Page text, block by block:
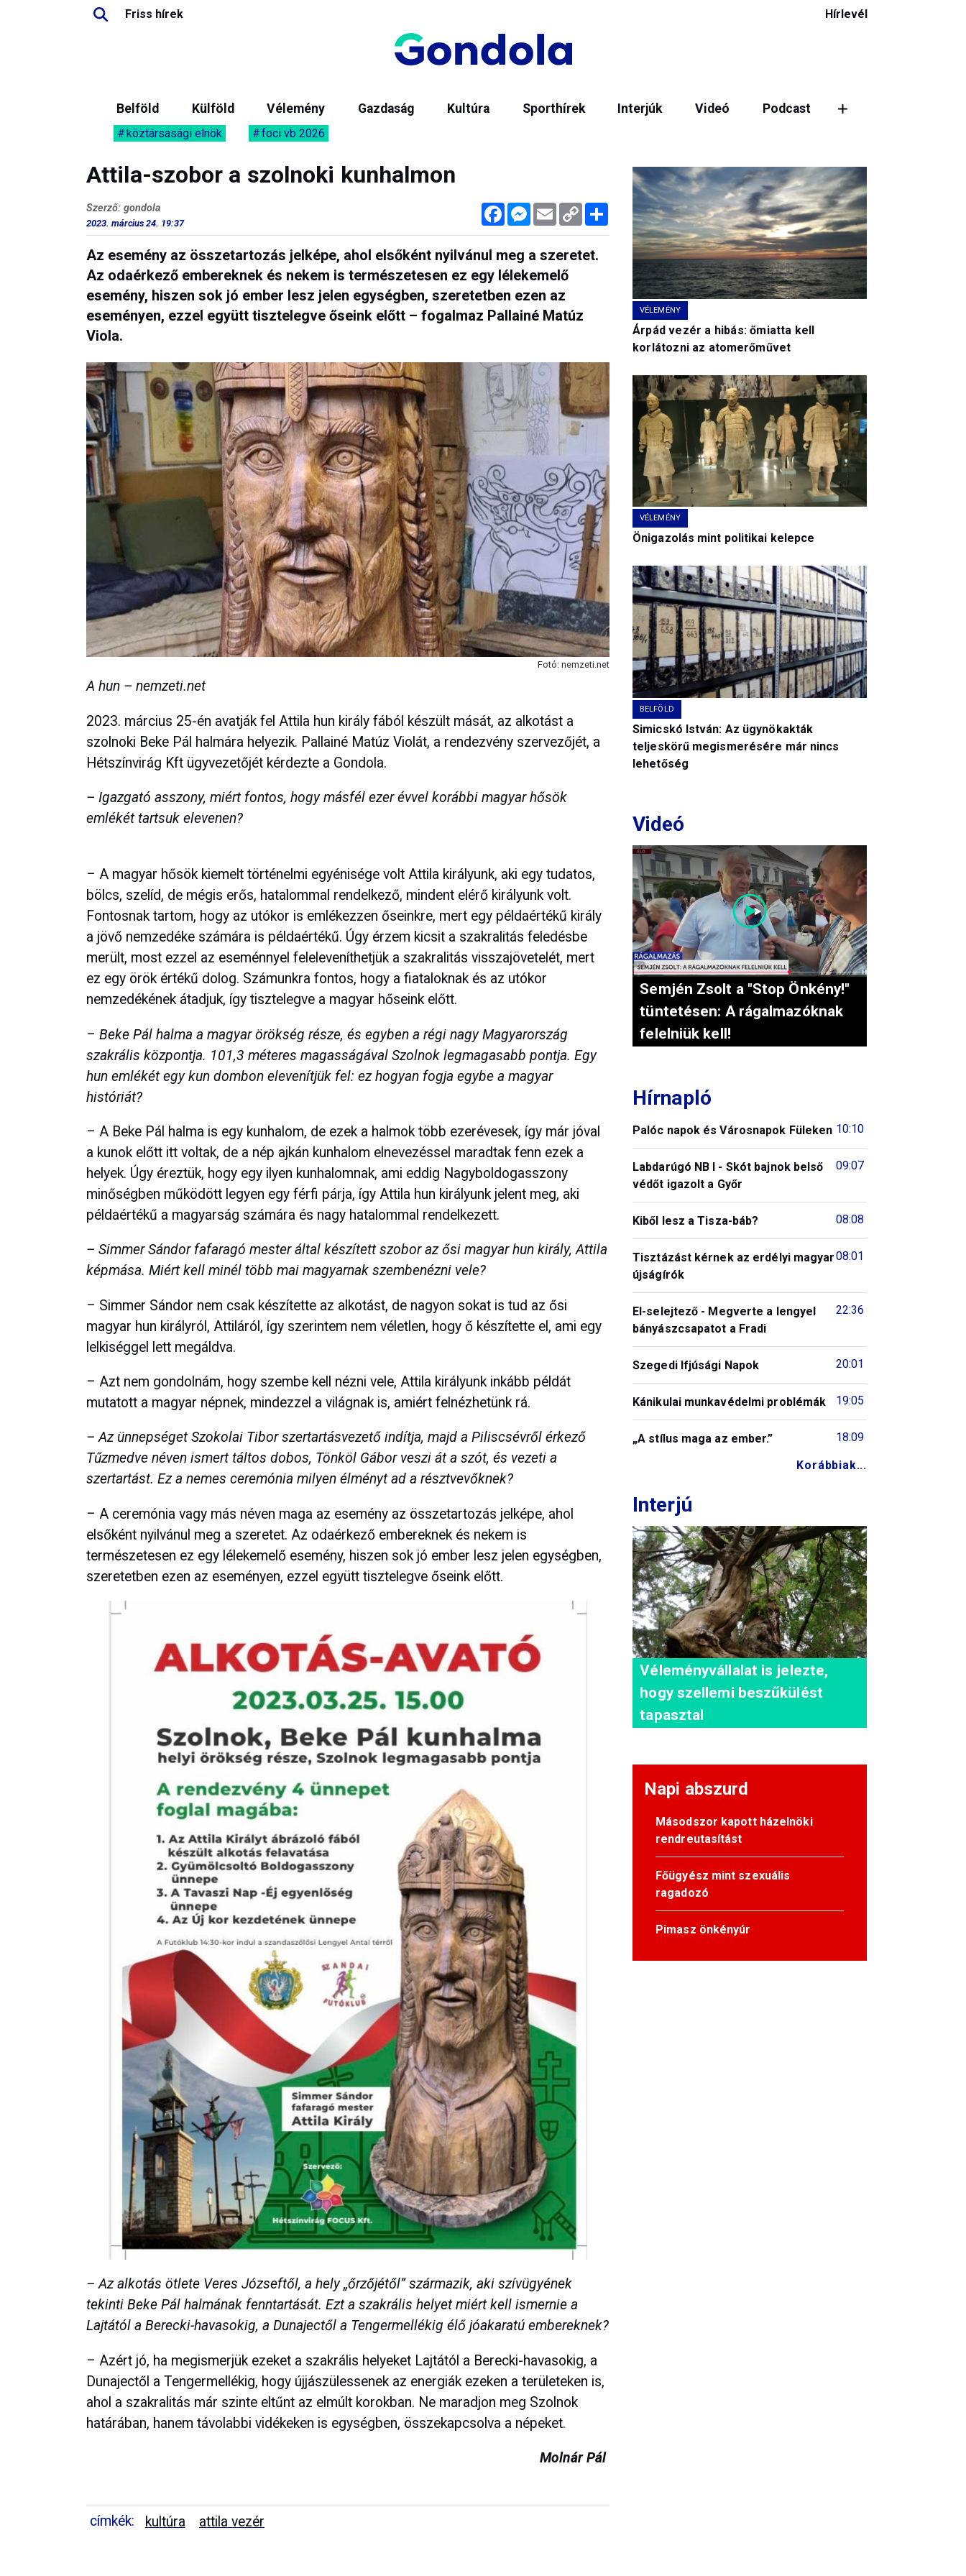
Friss hírek Hírlevél
Belföld Külföld Vélemény Gazdaság Kultúra Sporthírek Interjúk Videó Podcast
köztársasági elnök foci vb 2026
Attila-szobor a szolnoki kunhalmon
FacebookMessenger
Email Copy
Link
Megosztás
Szerző: gondola
2023. március 24. 19:37
Az esemény az összetartozás jelképe, ahol elsőként nyilvánul meg a szeretet.
Az odaérkező embereknek és nekem is természetesen ez egy lélekemelő
esemény, hiszen sok jó ember lesz jelen egységben, szeretetben ezen az
eseményen, ezzel együtt tisztelegve őseink előtt – fogalmaz Pallainé Matúz
Viola.
Fotó: nemzeti.net
A hun – nemzeti.net
2023. március 25-én avatják fel Attila hun király fából készült mását, az alkotást a
szolnoki Beke Pál halmára helyezik. Pallainé Matúz Violát, a rendezvény szervezőjét, a
Hétszínvirág Kft ügyvezetőjét kérdezte a Gondola.
– Igazgató asszony, miért fontos, hogy másfél ezer évvel korábbi magyar hősök
emlékét tartsuk elevenen?
– A magyar hősök kiemelt történelmi egyénisége volt Attila királyunk, aki egy tudatos,
bölcs, szelíd, de mégis erős, hatalommal rendelkező, mindent elérő királyunk volt.
Fontosnak tartom, hogy az utókor is emlékezzen őseinkre, mert egy példaértékű király
a jövő nemzedéke számára is példaértékű. Úgy érzem kicsit a szakralitás feledésbe
merült, most ezzel az eseménnyel feleleveníthetjük a szakralitás visszajövetelét, mert
ez egy örök értékű dolog. Számunkra fontos, hogy a fiataloknak és az utókor
nemzedékének átadjuk, így tisztelegve a magyar hőseink előtt.
– Beke Pál halma a magyar örökség része, és egyben a régi nagy Magyarország
szakrális központja. 101,3 méteres magasságával Szolnok legmagasabb pontja. Egy
hun emlékét egy kun dombon elevenítjük fel: ez hogyan fogja egybe a magyar
históriát?
– A Beke Pál halma is egy kunhalom, de ezek a halmok több ezerévesek, így már jóval
a kunok előtt itt voltak, de a nép ajkán kunhalom elnevezéssel maradtak fenn ezek a
helyek. Úgy éreztük, hogy egy ilyen kunhalomnak, ami eddig Nagyboldogasszony
minőségben működött legyen egy férfi párja, így Attila hun királyunk jelent meg, aki
példaértékű a magyarság számára és nagy hatalommal rendelkezett.
– Simmer Sándor fafaragó mester által készített szobor az ősi magyar hun király, Attila
képmása. Miért kell minél több mai magyarnak szembenézni vele?
– Simmer Sándor nem csak készítette az alkotást, de nagyon sokat is tud az ősi
magyar hun királyról, Attiláról, így szerintem nem véletlen, hogy ő készítette el, ami egy
lelkiséggel lett megáldva.
– Azt nem gondolnám, hogy szembe kell nézni vele, Attila királyunk inkább példát
mutatott a magyar népnek, mindezzel a világnak is, amiért felnézhetünk rá.
– Az ünnepséget Szokolai Tibor szertartásvezető indítja, majd a Piliscsévről érkező
Tűzmedve néven ismert táltos dobos, Tönköl Gábor veszi át a szót, és vezeti a
szertartást. Ez a nemes ceremónia milyen élményt ad a résztvevőknek?
– A ceremónia vagy más néven maga az esemény az összetartozás jelképe, ahol
elsőként nyilvánul meg a szeretet. Az odaérkező embereknek és nekem is
természetesen ez egy lélekemelő esemény, hiszen sok jó ember lesz jelen egységben,
szeretetben ezen az eseményen, ezzel együtt tisztelegve őseink előtt.
– Az alkotás ötlete Veres Józseftől, a hely „őrzőjétől” származik, aki szívügyének
tekinti Beke Pál halmának fenntartását. Ezt a szakrális helyet miért kell ismernie a
Lajtától a Berecki-havasokig, a Dunajectől a Tengermellékig élő jóakaratú embereknek?
– Azért jó, ha megismerjük ezeket a szakrális helyeket Lajtától a Berecki-havasokig, a
Dunajectől a Tengermellékig, hogy újjászülessenek az energiák ezeken a területeken is,
ahol a szakralitás már szinte eltűnt az elmúlt korokban. Ne maradjon meg Szolnok
határában, hanem távolabbi vidékeken is egységben, összekapcsolva a népeket.
Molnár Pál
címkék: kultúra attila vezér
VÉLEMÉNY
Árpád vezér a hibás: őmiatta kell
korlátozni az atomerőművet
VÉLEMÉNY
Önigazolás mint politikai kelepce
BELFÖLD
Simicskó István: Az ügynökakták
teljeskörű megismerésére már nincs
lehetőség
Videó
Semjén Zsolt a "Stop Önkény!"
tüntetésen: A rágalmazóknak
felelniük kell!
Hírnapló
10:10
Palóc napok és Városnapok Füleken
09:07
Labdarúgó NB I - Skót bajnok belső
védőt igazolt a Győr
08:08
Kiből lesz a Tisza-báb?
08:01
Tisztázást kérnek az erdélyi magyar
újságírók
22:36
El-selejtező - Megverte a lengyel
bányászcsapatot a Fradi
20:01
Szegedi Ifjúsági Napok
19:05
Kánikulai munkavédelmi problémák
18:09
„A stílus maga az ember.”
Korábbiak...
Interjú
Véleményvállalat is jelezte,
hogy szellemi beszűkülést
tapasztal
Napi abszurd
Másodszor kapott házelnöki
rendreutasítást
Főügyész mint szexuális
ragadozó
Pimasz önkényúr